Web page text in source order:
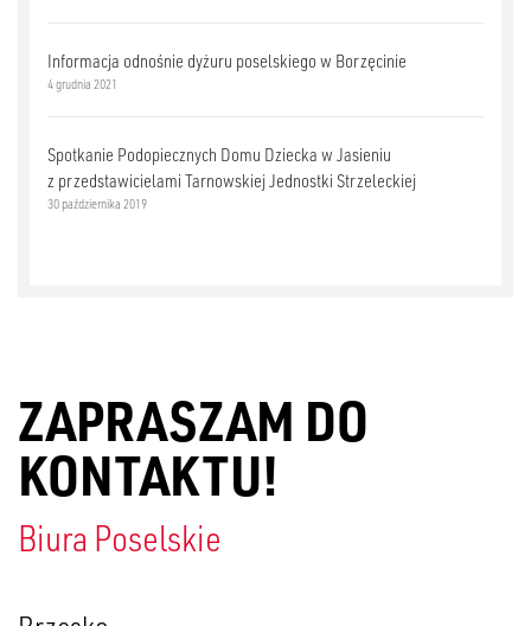
Informacja odnośnie dyżuru poselskiego w Borzęcinie
4 grudnia 2021
Spotkanie Podopiecznych Domu Dziecka w Jasieniu
z przedstawicielami Tarnowskiej Jednostki Strzeleckiej
30 października 2019
ZAPRASZAM DO
KONTAKTU!
Biura Poselskie